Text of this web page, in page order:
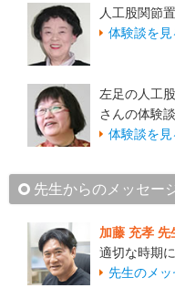
人工股関節
体験談を見
左足の人工
さんの体験談
体験談を見
先生からのメッセー
加藤 充孝 先
適切な時期
先生のメ